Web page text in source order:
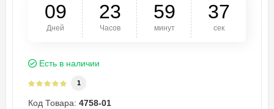
09
Дней
23
Часов
59
минут
37
сек
Есть в наличии
1
Код Товара: 4758-01